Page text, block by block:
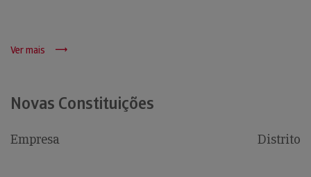
Ver mais
Novas Constituições
Empresa Distrito